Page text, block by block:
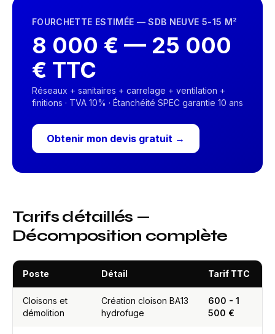
FOURCHETTE ESTIMÉE — SDB NEUVE 5-15 M²
8 000 € — 25 000
€ TTC
Réseaux + sanitaires + carrelage + ventilation +
finitions · TVA 10% · Étanchéité SPEC garantie 10 ans
Obtenir mon devis gratuit →
Tarifs détaillés —
Décomposition complète
Poste Détail Tarif TTC
Cloisons et
démolition
Création cloison BA13
hydrofuge
600 - 1
500 €